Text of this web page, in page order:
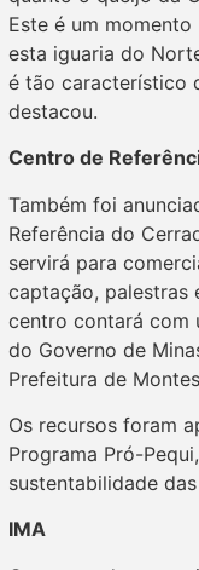
Este é um
esta iguaria do
é tão característico
destacou.
Centro de
Também foi
Referência do
servirá para
captação, palestras
centro contará com
do Governo de
Prefeitura de
Os recursos foram
Programa Pró-
sustentabilidade
IMA